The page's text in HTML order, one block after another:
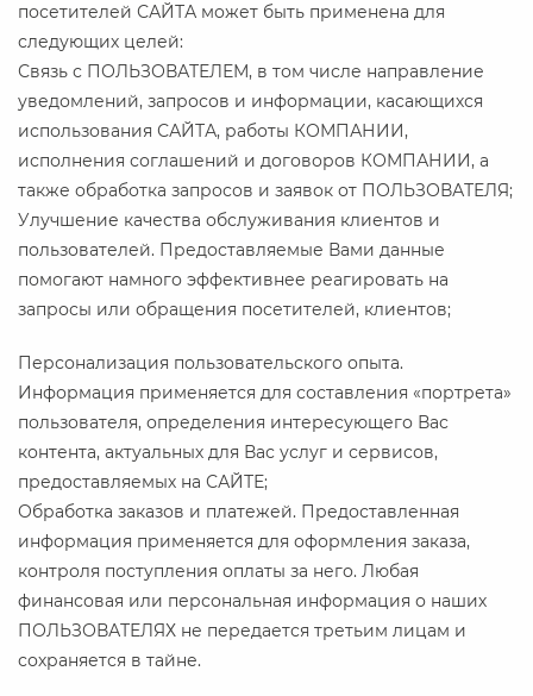
посетителей САЙТА может быть применена для
следующих целей:
Связь с ПОЛЬЗОВАТЕЛЕМ, в том числе направление
уведомлений, запросов и информации, касающихся
использования САЙТА, работы КОМПАНИИ,
исполнения соглашений и договоров КОМПАНИИ, а
также обработка запросов и заявок от ПОЛЬЗОВАТЕЛЯ;
Улучшение качества обслуживания клиентов и
пользователей. Предоставляемые Вами данные
помогают намного эффективнее реагировать на
запросы или обращения посетителей, клиентов;
Персонализация пользовательского опыта.
Информация применяется для составления «портрета»
пользователя, определения интересующего Вас
контента, актуальных для Вас услуг и сервисов,
предоставляемых на САЙТЕ;
Обработка заказов и платежей. Предоставленная
информация применяется для оформления заказа,
контроля поступления оплаты за него. Любая
финансовая или персональная информация о наших
ПОЛЬЗОВАТЕЛЯХ не передается третьим лицам и
сохраняется в тайне.